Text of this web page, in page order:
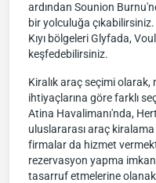
ardından Sounion
bir yolculuğa
Kıyı bölgeleri Glyfada,
keşfedebilirsiniz.
Kiralık araç seçimi
ihtiyaçlarına göre farklı
Atina Havalimanı'nda,
uluslararası araç kiralama
firmalar da hizmet
rezervasyon yapma
tasarruf etmelerine olanak